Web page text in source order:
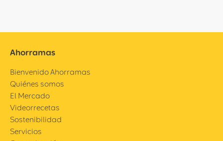
Ahorramas
Bienvenido Ahorramas
Quiénes somos
El Mercado
Videorrecetas
Sostenibilidad
Servicios